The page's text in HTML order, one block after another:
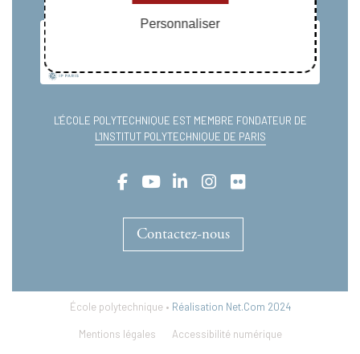
L'ÉCOLE POLYTECHNIQUE EST MEMBRE FONDATEUR DE
L'INSTITUT POLYTECHNIQUE DE PARIS
Contactez-nous
École polytechnique • Réalisation Net.Com 2024
Mentions légales Accessibilité numérique
Personnaliser